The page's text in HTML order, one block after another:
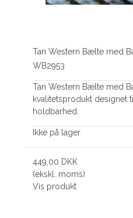
Tan Western Bælte med
WB2953
Tan Western Bælte med
kvalitetsprodukt designet
holdbarhed.
Ikke på lager
449,00 DKK
(ekskl. moms)
Vis produkt